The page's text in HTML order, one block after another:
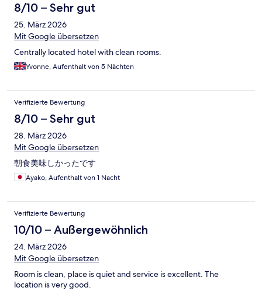
8/10 – Sehr gut
25. März 2026
Mit Google übersetzen
Centrally located hotel with clean rooms.
Yvonne, Aufenthalt von 5 Nächten
Verifizierte Bewertung
8/10 – Sehr gut
28. März 2026
Mit Google übersetzen
朝食美味しかったです
Ayako, Aufenthalt von 1 Nacht
Verifizierte Bewertung
10/10 – Außergewöhnlich
24. März 2026
Mit Google übersetzen
Room is clean, place is quiet and service is excellent. The
location is very good.